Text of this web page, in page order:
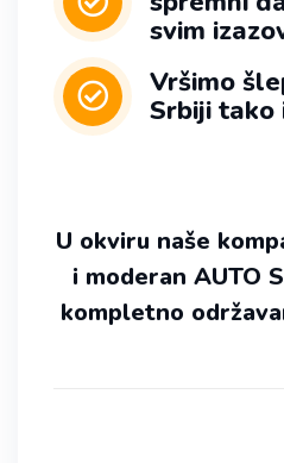
svim
Vršimo
Srbiji tako
U okviru naše
i moderan AUTO
kompletno